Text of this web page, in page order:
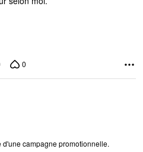
0
campagne promotionnelle.